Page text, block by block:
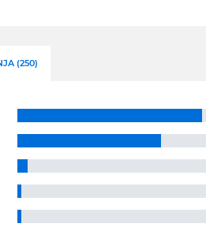
(250)